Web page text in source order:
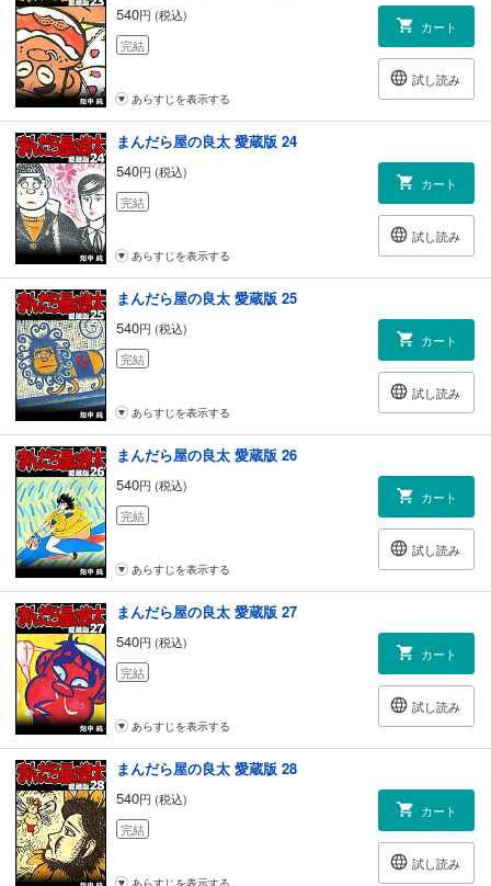
540円 (税込)
完結
カート
試し読み
あらすじを表示する
まんだら屋の良太 愛蔵版 24
540円 (税込)
完結
カート
試し読み
あらすじを表示する
まんだら屋の良太 愛蔵版 25
540円 (税込)
完結
カート
試し読み
あらすじを表示する
まんだら屋の良太 愛蔵版 26
540円 (税込)
完結
カート
試し読み
あらすじを表示する
まんだら屋の良太 愛蔵版 27
540円 (税込)
完結
カート
試し読み
あらすじを表示する
まんだら屋の良太 愛蔵版 28
540円 (税込)
完結
カート
試し読み